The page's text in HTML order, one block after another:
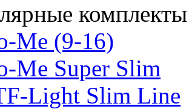
комплекты
Me (9-16)
Me Super Slim
Light Slim Line